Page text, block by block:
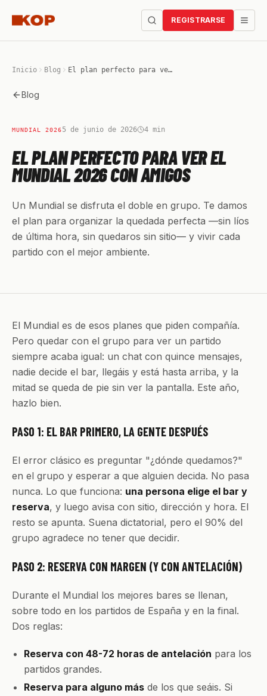
REGISTRARSE
Inicio Blog El plan perfecto para ver el Mundial 2026 con amigos
Blog
MUNDIAL 20265 de junio de 2026 4 min
EL PLAN PERFECTO PARA VER EL
MUNDIAL 2026 CON AMIGOS
Un Mundial se disfruta el doble en grupo. Te damos
el plan para organizar la quedada perfecta —sin líos
de última hora, sin quedaros sin sitio— y vivir cada
partido con el mejor ambiente.
El Mundial es de esos planes que piden compañía.
Pero quedar con el grupo para ver un partido
siempre acaba igual: un chat con quince mensajes,
nadie decide el bar, llegáis y está hasta arriba, y la
mitad se queda de pie sin ver la pantalla. Este año,
hazlo bien.
PASO 1: EL BAR PRIMERO, LA GENTE DESPUÉS
El error clásico es preguntar "¿dónde quedamos?"
en el grupo y esperar a que alguien decida. No pasa
nunca. Lo que funciona: una persona elige el bar y
reserva, y luego avisa con sitio, dirección y hora. El
resto se apunta. Suena dictatorial, pero el 90% del
grupo agradece no tener que decidir.
PASO 2: RESERVA CON MARGEN (Y CON ANTELACIÓN)
Durante el Mundial los mejores bares se llenan,
sobre todo en los partidos de España y en la final.
Dos reglas:
Reserva con 48-72 horas de antelación para los
partidos grandes.
Reserva para alguno más de los que seáis. Si